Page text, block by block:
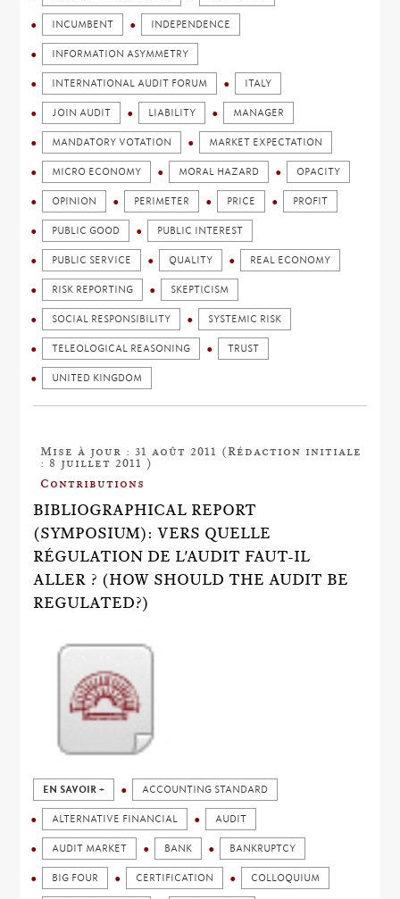
INCUMBENT INDEPENDENCE
INFORMATION ASYMMETRY
INTERNATIONAL AUDIT FORUM ITALY
JOIN AUDIT LIABILITY MANAGER
MANDATORY VOTATION MARKET EXPECTATION
MICRO ECONOMY MORAL HAZARD OPACITY
OPINION PERIMETER PRICE PROFIT
PUBLIC GOOD PUBLIC INTEREST
PUBLIC SERVICE QUALITY REAL ECONOMY
RISK REPORTING SKEPTICISM
SOCIAL RESPONSIBILITY SYSTEMIC RISK
TELEOLOGICAL REASONING TRUST
UNITED KINGDOM
Mise à jour : 31 août 2011 (Rédaction initiale
: 8 juillet 2011 )
Contributions
BIBLIOGRAPHICAL REPORT
(SYMPOSIUM): VERS QUELLE
RÉGULATION DE L'AUDIT FAUT-IL
ALLER ? (HOW SHOULD THE AUDIT BE
REGULATED?)
EN SAVOIR + ACCOUNTING STANDARD
ALTERNATIVE FINANCIAL AUDIT
AUDIT MARKET BANK BANKRUPTCY
BIG FOUR CERTIFICATION COLLOQUIUM